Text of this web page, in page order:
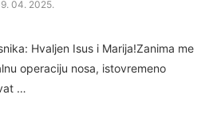
04. 2025.
Hvaljen Isus i Marija!Zanima me
operaciju nosa, istovremeno
…